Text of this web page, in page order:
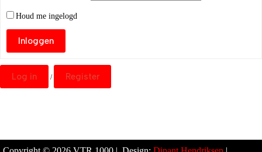
Houd me ingelogd
Inloggen
Log in / Register